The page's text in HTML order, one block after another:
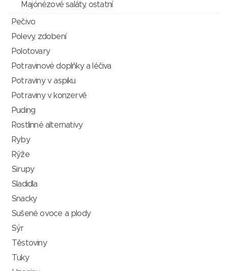
Majónézové saláty, ostatní
Pečivo
Polevy, zdobení
Polotovary
Potravinové doplňky a léčiva
Potraviny v aspiku
Potraviny v konzervě
Puding
Rostlinné alternativy
Ryby
Rýže
Sirupy
Sladidla
Snacky
Sušené ovoce a plody
Sýr
Těstoviny
Tuky